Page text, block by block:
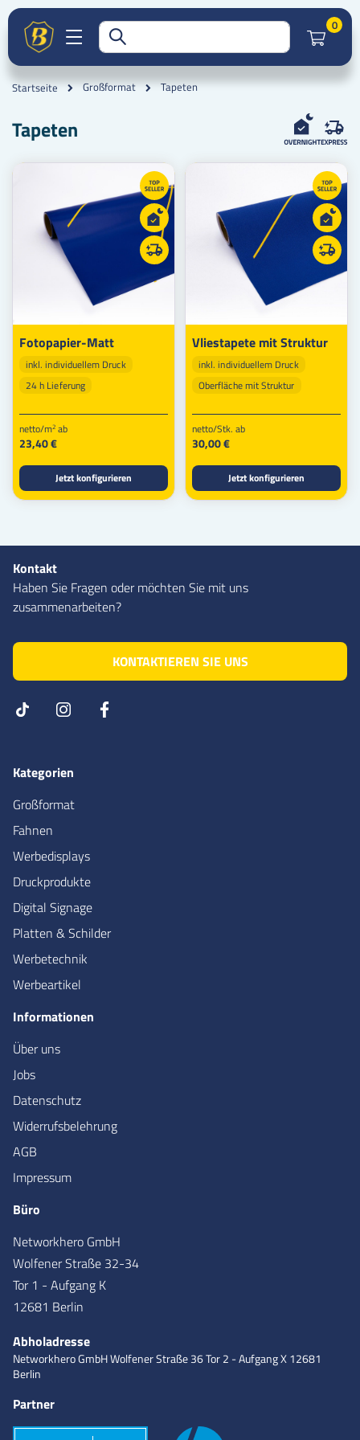
0
Startseite Großformat Tapeten
Tapeten
Fotopapier-Matt
inkl. individuellem Druck
24 h Lieferung
netto/m2 ab
23,40 €
Jetzt konfigurieren
Vliestapete mit Struktur
inkl. individuellem Druck
Oberfläche mit Struktur
netto/Stk. ab
30,00 €
Jetzt konfigurieren
Kontakt
Haben Sie Fragen oder möchten Sie mit uns
zusammenarbeiten?
KONTAKTIEREN SIE UNS
Kategorien
Großformat
Fahnen
Werbedisplays
Druckprodukte
Digital Signage
Platten & Schilder
Werbetechnik
Werbeartikel
Informationen
Über uns
Jobs
Datenschutz
Widerrufsbelehrung
AGB
Impressum
Büro
Networkhero GmbH
Wolfener Straße 32-34
Tor 1 - Aufgang K
12681 Berlin
Abholadresse
Networkhero GmbHWolfener Straße 36Tor 2 - Aufgang X12681
Berlin
Partner